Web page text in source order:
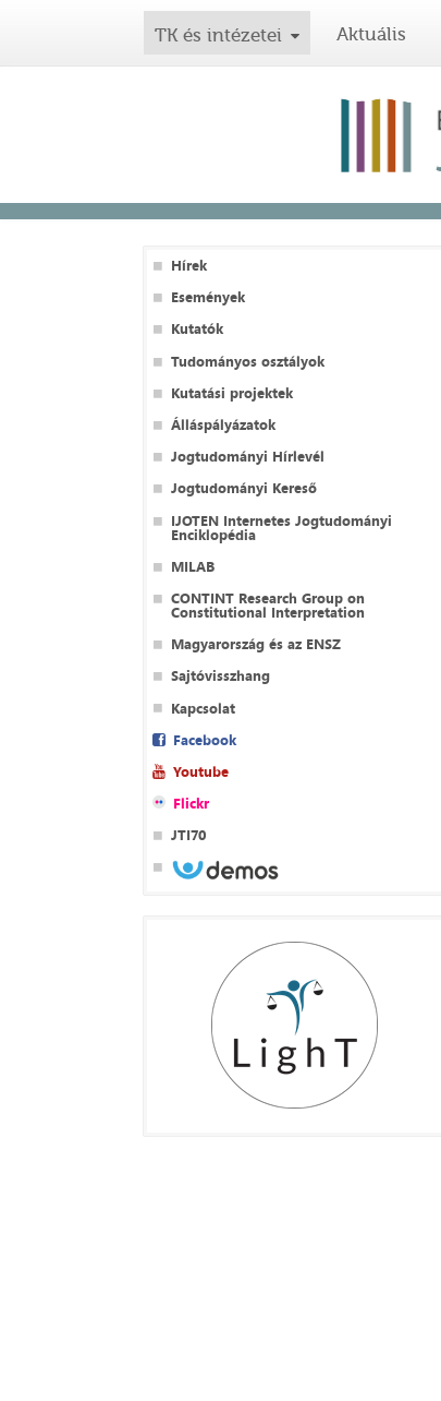
TK és intézetei Aktuális
Hírek
Események
Kutatók
Tudományos osztályok
Kutatási projektek
Álláspályázatok
Jogtudományi Hírlevél
Jogtudományi Kereső
IJOTEN Internetes Jogtudományi
Enciklopédia
MILAB
CONTINT Research Group on
Constitutional Interpretation
Magyarország és az ENSZ
Sajtóvisszhang
Kapcsolat
Facebook
Youtube
Flickr
JTI70